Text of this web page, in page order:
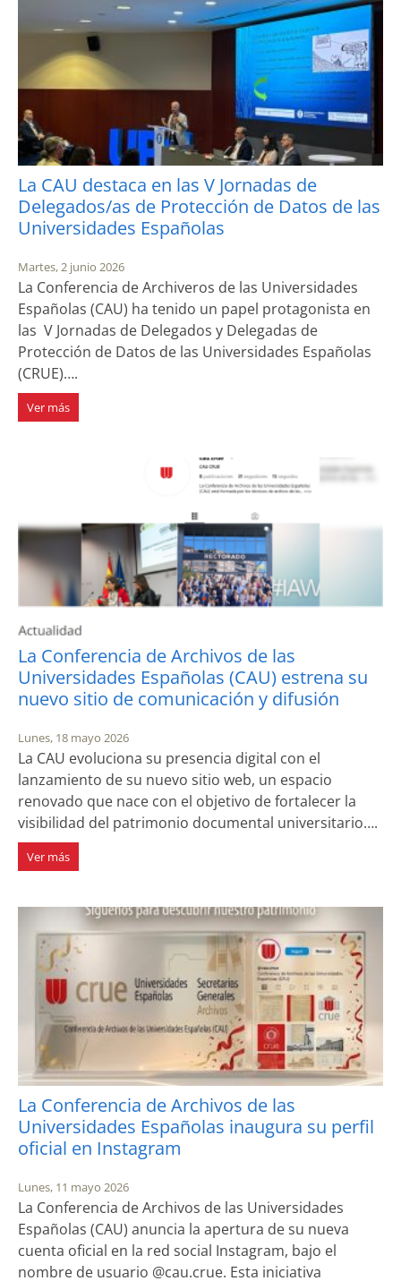
La CAU destaca en las V Jornadas de
Delegados/as de Protección de Datos de las
Universidades Españolas
Martes, 2 junio 2026
La Conferencia de Archiveros de las Universidades
Españolas (CAU) ha tenido un papel protagonista en
las V Jornadas de Delegados y Delegadas de
Protección de Datos de las Universidades Españolas
(CRUE)….
Ver más
La Conferencia de Archivos de las
Universidades Españolas (CAU) estrena su
nuevo sitio de comunicación y difusión
Lunes, 18 mayo 2026
La CAU evoluciona su presencia digital con el
lanzamiento de su nuevo sitio web, un espacio
renovado que nace con el objetivo de fortalecer la
visibilidad del patrimonio documental universitario….
Ver más
La Conferencia de Archivos de las
Universidades Españolas inaugura su perfil
oficial en Instagram
Lunes, 11 mayo 2026
La Conferencia de Archivos de las Universidades
Españolas (CAU) anuncia la apertura de su nueva
cuenta oficial en la red social Instagram, bajo el
nombre de usuario @cau.crue. Esta iniciativa